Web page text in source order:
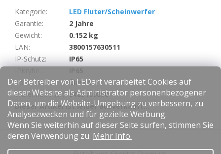
Der Betreiber von LEDart verarbeitet Cookies auf
dieser Website als Administrator personenbezogener
Daten, um die Website-Umgebung zu verbessern, zu
Analysezwecken und für gezielte Werbung.
Wenn Sie weiterhin auf dieser Seite surfen, stimmen Sie
deren Verwendung zu. Mehr Info.
Kategorie:
LED Fluter/Scheinwerfer
Garantie:
2 Jahre
Gewicht:
0.152 kg
EAN:
3800157630511
IP-Schutz:
IP65
Körperfarbe:
Čierna
Warennummer
9405109890
Dieser Artikel ist leider ausverkauft…